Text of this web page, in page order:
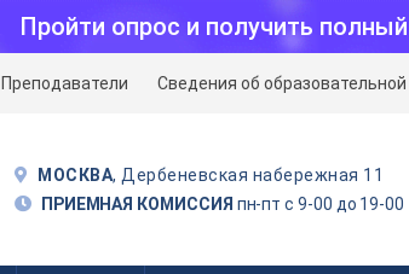
Пройти опрос и получить
Преподаватели Сведения об
МОСКВА, Дербеневская набережная 11
ПРИЕМНАЯ КОМИССИЯ пн-пт с 9-00 до 19-00